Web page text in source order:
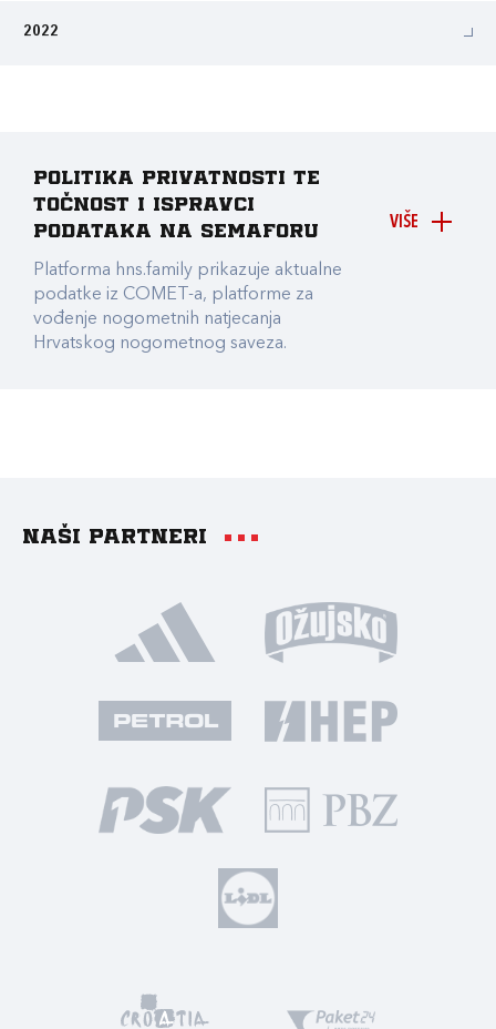
2022
VIŠE
Politika privatnosti te
točnost i ispravci
podataka na Semaforu
Platforma hns.family prikazuje aktualne
podatke iz COMET-a, platforme za
vođenje nogometnih natjecanja
Hrvatskog nogometnog saveza.
Naši partneri